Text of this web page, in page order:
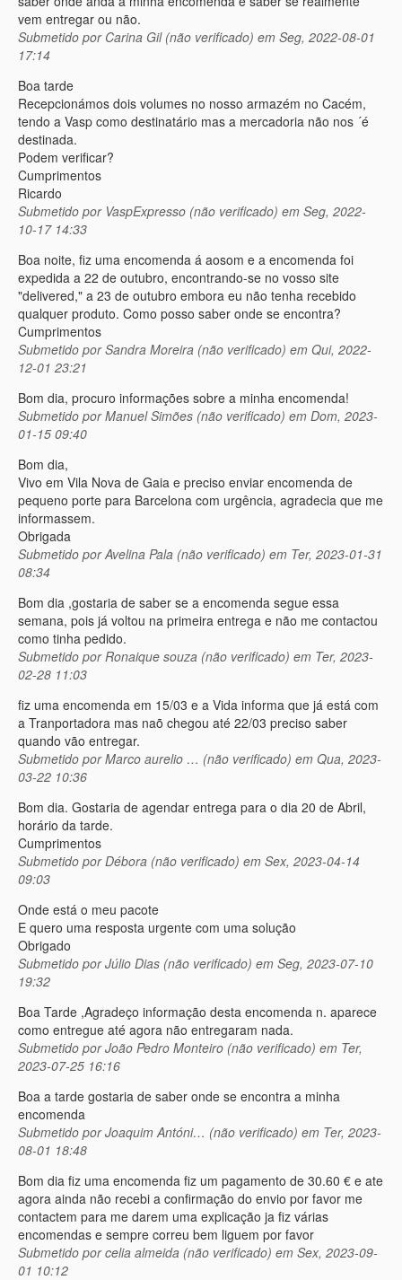
vem entregar ou não.
Submetido por Carina Gil (não verificado) em Seg, 2022-08-01
17:14
Boa tarde
Recepcionámos dois volumes no nosso armazém no Cacém,
tendo a Vasp como destinatário mas a mercadoria não nos ´é
destinada.
Podem verificar?
Cumprimentos
Ricardo
Submetido por VaspExpresso (não verificado) em Seg, 2022-
10-17 14:33
Boa noite, fiz uma encomenda á aosom e a encomenda foi
expedida a 22 de outubro, encontrando-se no vosso site
"delivered," a 23 de outubro embora eu não tenha recebido
qualquer produto. Como posso saber onde se encontra?
Cumprimentos
Submetido porSandra Moreira (não verificado) em Qui, 2022-
12-01 23:21
Bom dia, procuro informações sobre a minha encomenda!
Submetido porManuel Simões (não verificado) em Dom, 2023-
01-15 09:40
Bom dia,
Vivo em Vila Nova de Gaia e preciso enviar encomenda de
pequeno porte para Barcelona com urgência, agradecia que me
informassem.
Obrigada
Submetido porAvelina Pala (não verificado) em Ter, 2023-01-31
08:34
Bom dia ,gostaria de saber se a encomenda segue essa
semana, pois já voltou na primeira entrega e não me contactou
como tinha pedido.
Submetido por Ronaique souza (não verificado) em Ter, 2023-
02-28 11:03
fiz uma encomenda em 15/03 e a Vida informa que já está com
a Tranportadora mas naõ chegou até 22/03 preciso saber
quando vão entregar.
Submetido porMarco aurelio … (não verificado) em Qua, 2023-
03-22 10:36
Bom dia. Gostaria de agendar entrega para o dia 20 de Abril,
horário da tarde.
Cumprimentos
Submetido porDébora (não verificado) em Sex, 2023-04-14
09:03
Onde está o meu pacote
E quero uma resposta urgente com uma solução
Obrigado
Submetido porJúlio Dias (não verificado) em Seg, 2023-07-10
19:32
Boa Tarde ,Agradeço informação desta encomenda n. aparece
como entregue até agora não entregaram nada.
Submetido porJoão Pedro Monteiro (não verificado) em Ter,
2023-07-25 16:16
Boa a tarde gostaria de saber onde se encontra a minha
encomenda
Submetido porJoaquim Antóni… (não verificado) em Ter, 2023-
08-01 18:48
Bom dia fiz uma encomenda fiz um pagamento de 30.60 € e ate
agora ainda não recebi a confirmação do envio por favor me
contactem para me darem uma explicação ja fiz várias
encomendas e sempre correu bem liguem por favor
Submetido porcelia almeida (não verificado) em Sex, 2023-09-
01 10:12